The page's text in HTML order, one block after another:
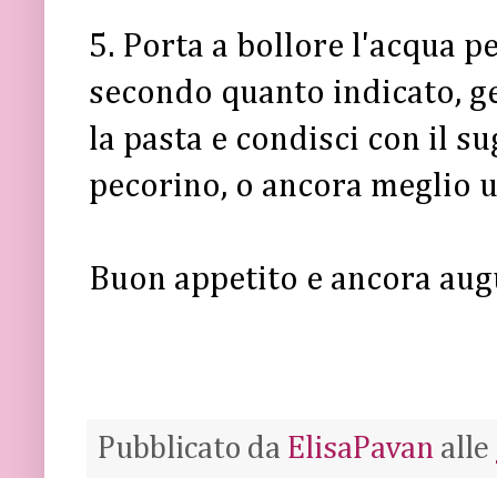
5. Porta a bollore l'acqua
secondo quanto indicato,
la pasta e condisci con il
pecorino, o ancora meglio
Buon appetito e ancora
Pubblicato da ElisaPavan alle